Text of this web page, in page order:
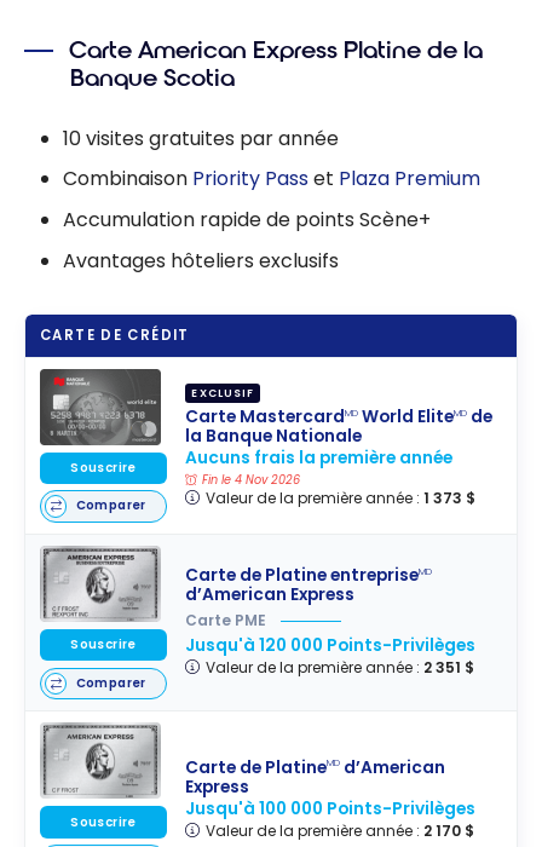
Carte American Express Platine de la
Banque Scotia
10 visites gratuites par année
Combinaison Priority Passet Plaza Premium
Accumulation rapide de points Scène+
Avantages hôteliers exclusifs
CARTE DE CRÉDIT
EXCLUSIF
Carte MastercardMD World EliteMD de
la Banque Nationale
Aucuns frais la première année
Fin le 4 Nov 2026
Valeur de la première année : 1 373 $
Souscrire
Comparer
Carte de Platine entrepriseMD
d’American Express
Carte PME
Jusqu'à 120 000 Points-Privilèges
Valeur de la première année : 2 351 $
Souscrire
Comparer
Carte de PlatineMD d’American
Express
Jusqu'à 100 000 Points-Privilèges
Valeur de la première année : 2 170 $
Souscrire